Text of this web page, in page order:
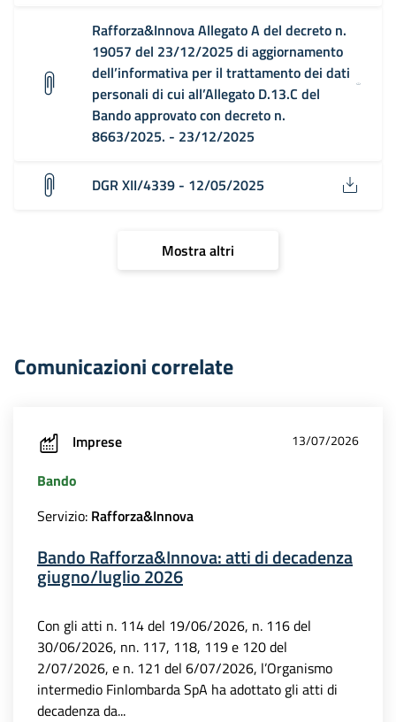
Rafforza&Innova Allegato A del decreto n.
19057 del 23/12/2025 di aggiornamento
dell’informativa per il trattamento dei dati
personali di cui all’Allegato D.13.C del
Bando approvato con decreto n.
8663/2025. - 23/12/2025
DGR XII/4339 - 12/05/2025
Mostra altri
Comunicazioni correlate
Imprese 13/07/2026
Bando
Servizio: Rafforza&Innova
Bando Rafforza&Innova: atti di decadenza
giugno/luglio 2026
Con gli atti n. 114 del 19/06/2026, n. 116 del
30/06/2026, nn. 117, 118, 119 e 120 del
2/07/2026, e n. 121 del 6/07/2026, l’Organismo
intermedio Finlombarda SpA ha adottato gli atti di
decadenza da...